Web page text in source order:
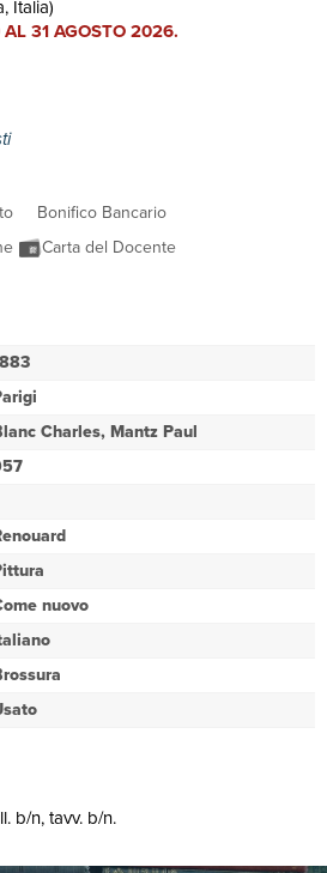
Italia)
31 AGOSTO 2026.
Bonifico Bancario
Carta del Docente
Charles, Mantz Paul
nuovo
b/n, tavv. b/n.